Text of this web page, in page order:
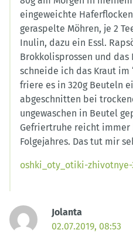
eingeweichte
geraspelte Möhren, je 2
Inulin, dazu ein Essl.
Brokkolisprossen und das
schneide ich das Kraut im
friere es in 320g Beuteln
abgeschnitten bei
ungewaschen in Beutel
Gefriertruhe reicht immer
Folgejahres. Das tut mir
oshki_oty_otiki-zhivotnye-
Jolanta
02.07.2019, 08:53